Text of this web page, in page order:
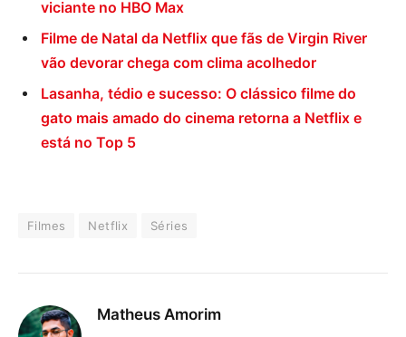
viciante no HBO Max
Filme de Natal da Netflix que fãs de Virgin River
vão devorar chega com clima acolhedor
Lasanha, tédio e sucesso: O clássico filme do
gato mais amado do cinema retorna a Netflix e
está no Top 5
Filmes Netflix Séries
Matheus Amorim